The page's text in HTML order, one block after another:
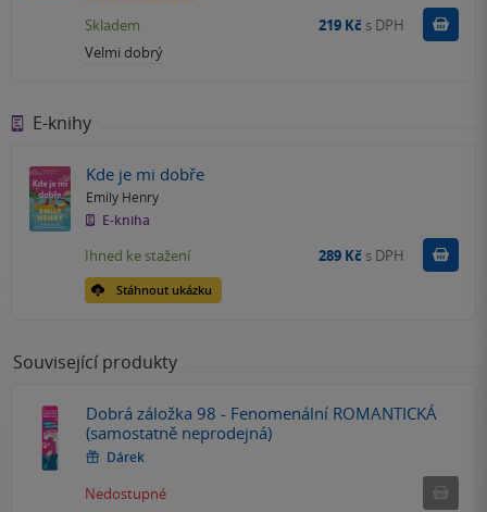
Velmi dobrý
Skladem 219 Kč s DPH
E-knihy
Kde je mi dobře
Emily Henry
E-kniha
Stáhnout ukázku
Ihned ke stažení 289 Kč s DPH Koupit
Související produkty
Dobrá záložka 98 - Fenomenální ROMANTICKÁ
(samostatně neprodejná)
Dárek
Nedostupné